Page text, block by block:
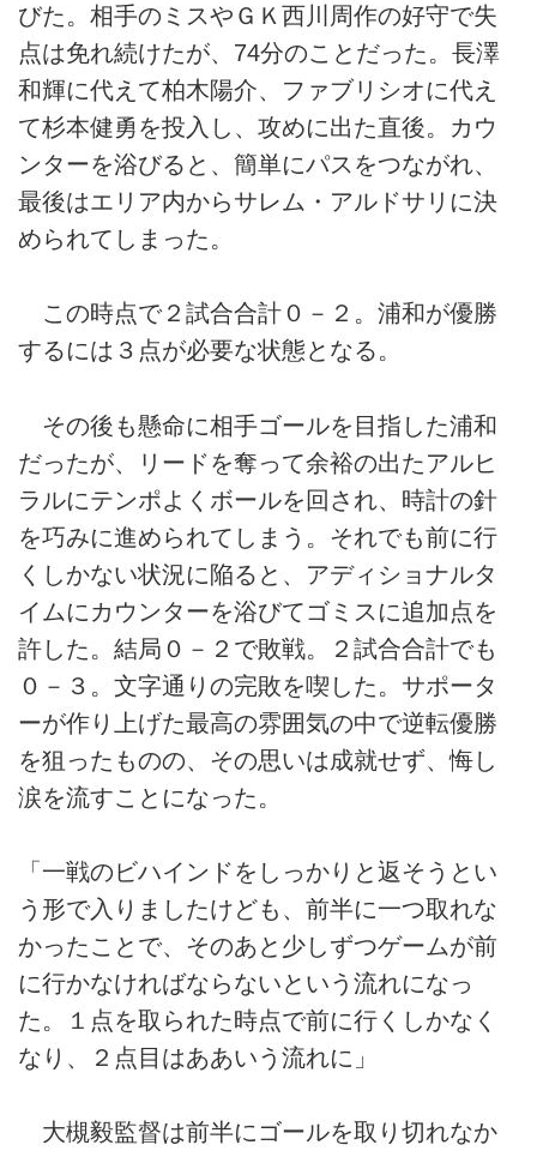
びた。相手のミスやＧＫ西川周作の好守で失
点は免れ続けたが、74分のことだった。長澤
和輝に代えて柏木陽介、ファブリシオに代え
て杉本健勇を投入し、攻めに出た直後。カウ
ンターを浴びると、簡単にパスをつながれ、
最後はエリア内からサレム・アルドサリに決
められてしまった。
この時点で２試合合計０－２。浦和が優勝
するには３点が必要な状態となる。
その後も懸命に相手ゴールを目指した浦和
だったが、リードを奪って余裕の出たアルヒ
ラルにテンポよくボールを回され、時計の針
を巧みに進められてしまう。それでも前に行
くしかない状況に陥ると、アディショナルタ
イムにカウンターを浴びてゴミスに追加点を
許した。結局０－２で敗戦。２試合合計でも
０－３。文字通りの完敗を喫した。サポータ
ーが作り上げた最高の雰囲気の中で逆転優勝
を狙ったものの、その思いは成就せず、悔し
涙を流すことになった。
「一戦のビハインドをしっかりと返そうとい
う形で入りましたけども、前半に一つ取れな
かったことで、そのあと少しずつゲームが前
に行かなければならないという流れになっ
た。１点を取られた時点で前に行くしかなく
なり、２点目はああいう流れに」
大槻毅監督は前半にゴールを取り切れなか